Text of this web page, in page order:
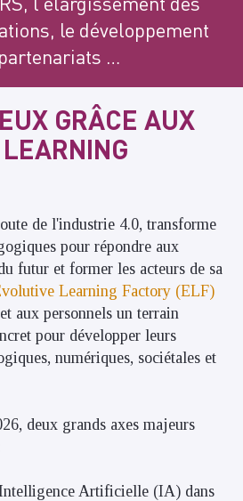
le développement
…
GRÂCE AUX
de l'industrie 4.0, transforme
pour répondre aux
futur et former les acteurs de sa
Learning Factory (ELF)
aux personnels un terrain
pour développer leurs
numériques, sociétales et
deux grands axes majeurs
Artificielle (IA) dans